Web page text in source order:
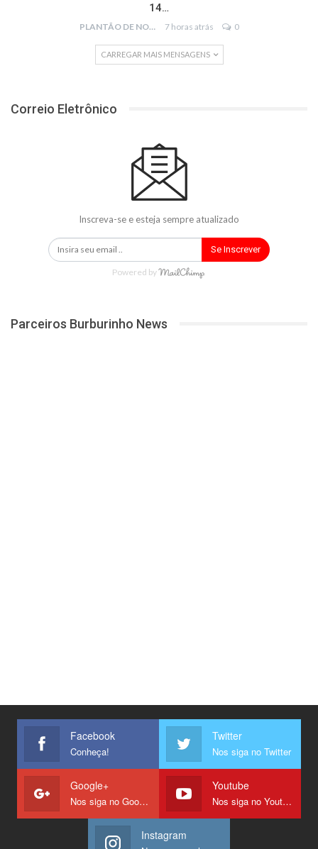
14…
PLANTÃO DE NOTÍCIAS 7 horas atrás 0
CARREGAR MAIS MENSAGENS
Correio Eletrônico
Inscreva-se e esteja sempre atualizado
Se Inscrever
Powered by
Parceiros Burburinho News
Facebook
Conheça!
Twitter
Nos siga no Twitter
Google+
Nos siga no Google +
Youtube
Nos siga no Youtube
Instagram